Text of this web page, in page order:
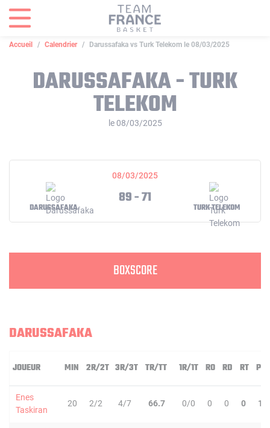
Accueil Calendrier Darussafaka vs Turk Telekom le 08/03/2025
DARUSSAFAKA - TURK
TELEKOM
le 08/03/2025
08/03/2025
DARUSSAFAKA
89 - 71
TURK TELEKOM
BOXSCORE
DARUSSAFAKA
JOUEUR MIN 2R/2T 3R/3T TR/TT 1R/1T RO RD RT PD
Enes
Taskiran
20 2/2 4/7 66.7 0/0 0 0 0 1
Panneau de gestion des cookies